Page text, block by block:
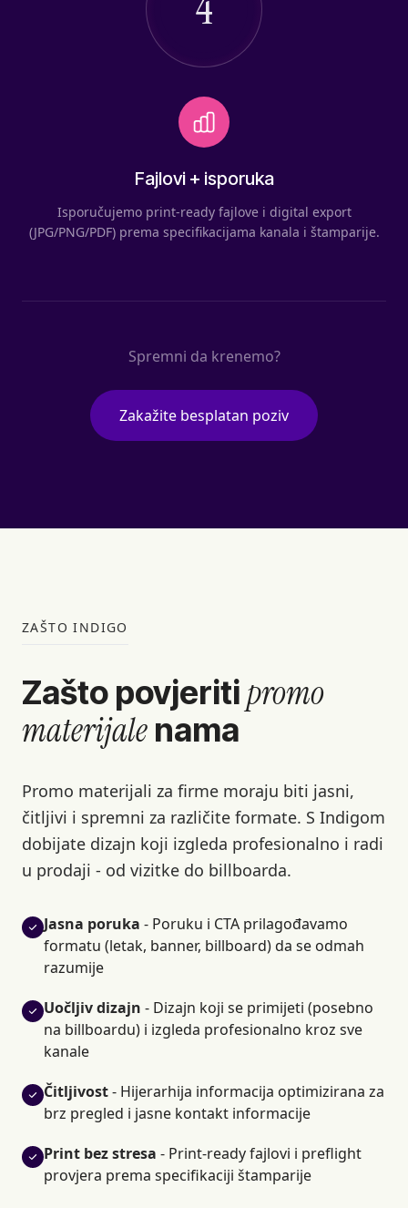
Fajlovi + isporuka
Isporučujemo print-ready fajlove i digital export
(JPG/PNG/PDF) prema specifikacijama kanala i štamparije.
Spremni da krenemo?
Zakažite besplatan poziv
ZAŠTO INDIGO
Zašto povjeritipromo
materijale nama
Promo materijali za firme moraju biti jasni,
čitljivi i spremni za različite formate. S Indigom
dobijate dizajn koji izgleda profesionalno i radi
u prodaji - od vizitke do billboarda.
Jasna poruka - Poruku i CTA prilagođavamo
formatu (letak, banner, billboard) da se odmah
razumije
Uočljiv dizajn - Dizajn koji se primijeti (posebno
na billboardu) i izgleda profesionalno kroz sve
kanale
Čitljivost- Hijerarhija informacija optimizirana za
brz pregled i jasne kontakt informacije
Print bez stresa - Print-ready fajlovi i preflight
provjera prema specifikaciji štamparije